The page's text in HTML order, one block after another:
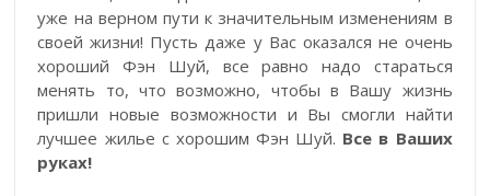
уже на верном пути к значительным изменениям в
своей жизни! Пусть даже у Вас оказался не очень
хороший Фэн Шуй, все равно надо стараться
менять то, что возможно, чтобы в Вашу жизнь
пришли новые возможности и Вы смогли найти
лучшее жилье с хорошим Фэн Шуй. Все в Ваших
руках!